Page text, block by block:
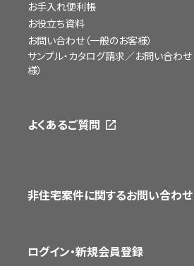
お手入れ便利帳
お役立ち資料
お問い合わせ（一般のお客様）
サンプル・カタログ請求／お問い合わせ
様）
よくあるご質問
非住宅案件に関するお問い合わせ
ログイン・新規会員登録